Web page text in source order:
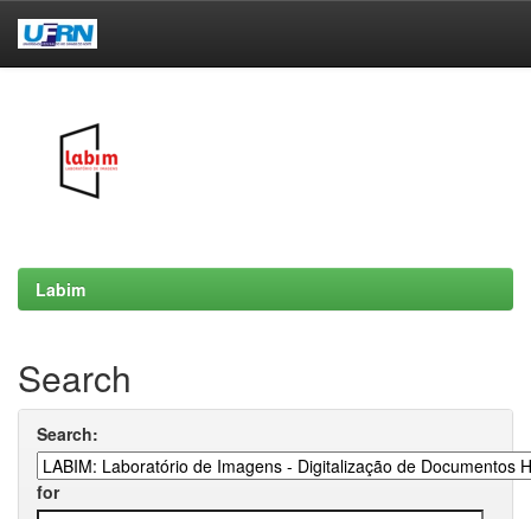
Labim
Search
Search:
for